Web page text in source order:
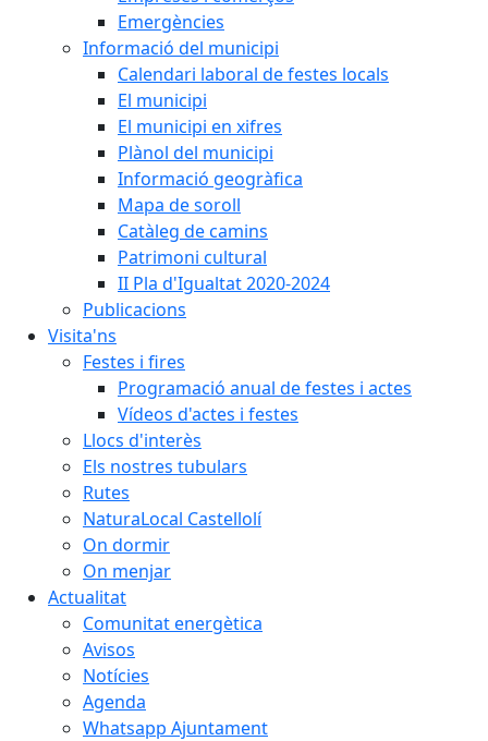
Emergències
Informació del municipi
Calendari laboral de festes locals
El municipi
El municipi en xifres
Plànol del municipi
Informació geogràfica
Mapa de soroll
Catàleg de camins
Patrimoni cultural
II Pla d'Igualtat 2020-2024
Publicacions
Visita'ns
Festes i fires
Programació anual de festes i actes
Vídeos d'actes i festes
Llocs d'interès
Els nostres tubulars
Rutes
NaturaLocal Castellolí
On dormir
On menjar
Actualitat
Comunitat energètica
Avisos
Notícies
Agenda
Whatsapp Ajuntament